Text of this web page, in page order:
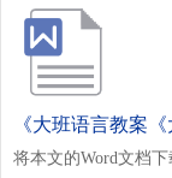
《大班语言教案
将本文的Word文档